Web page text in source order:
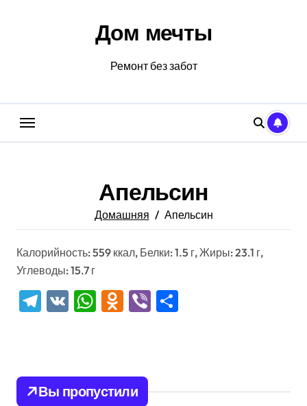
Дом мечты
Ремонт без забот
Апельсин
Домашняя Апельсин
Калорийность: 559 ккал, Белки: 1.5 г, Жиры: 23.1 г,
Углеводы: 15.7 г
Telegram
VK WhatsApp
Odnoklassniki
Viber
Вы пропустили